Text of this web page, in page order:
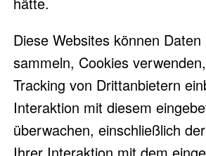
Diese Websites können
sammeln, Cookies
Tracking von Drittanbietern
Interaktion mit diesem
überwachen, einschließlich